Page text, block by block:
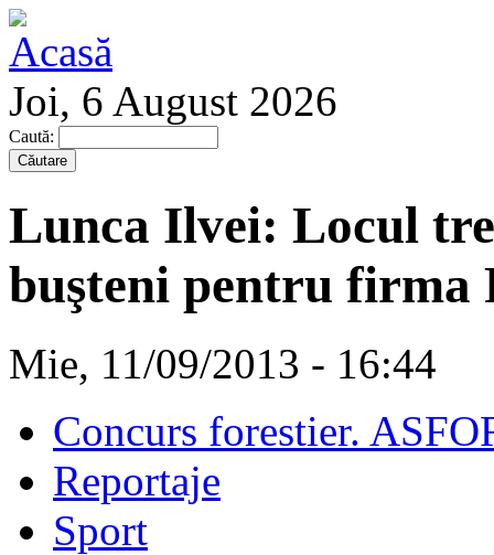
Joi, 6 August 2026
Caută:
Lunca Ilvei: Locul
buşteni pentru firma
Mie, 11/09/2013 - 16:44
Concurs forestier.
Reportaje
Sport